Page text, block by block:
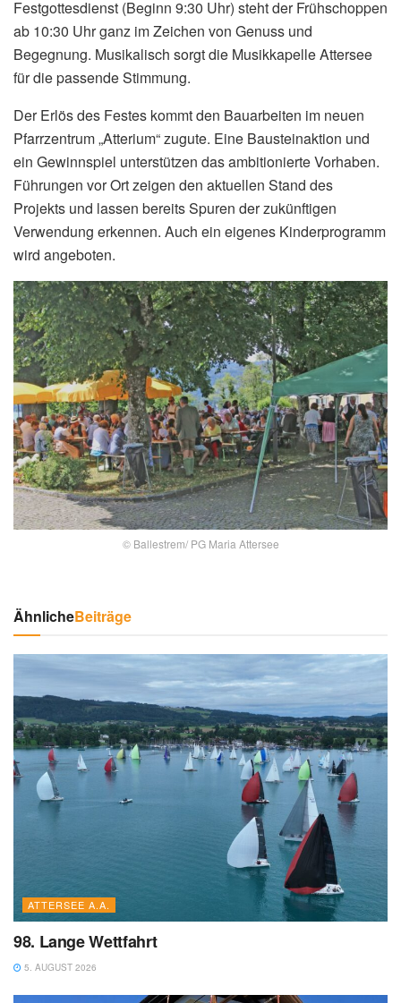
Festgottesdienst (Beginn 9:30 Uhr) steht der Frühschoppen
ab 10:30 Uhr ganz im Zeichen von Genuss und
Begegnung. Musikalisch sorgt die Musikkapelle Attersee
für die passende Stimmung.
Der Erlös des Festes kommt den Bauarbeiten im neuen
Pfarrzentrum „Atterium“ zugute. Eine Bausteinaktion und
ein Gewinnspiel unterstützen das ambitionierte Vorhaben.
Führungen vor Ort zeigen den aktuellen Stand des
Projekts und lassen bereits Spuren der zukünftigen
Verwendung erkennen. Auch ein eigenes Kinderprogramm
wird angeboten.
© Ballestrem/ PG Maria Attersee
ÄhnlicheBeiträge
ATTERSEE A.A.
98. Lange Wettfahrt
5. AUGUST 2026